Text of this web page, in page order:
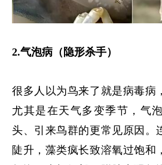
2.气泡病（隐形杀手）
很多人以为鸟来了就是病毒病
尤其是在天气多变季节，气
头、引来鸟群的更常见原因。
陡升，藻类疯长致溶氧过饱和